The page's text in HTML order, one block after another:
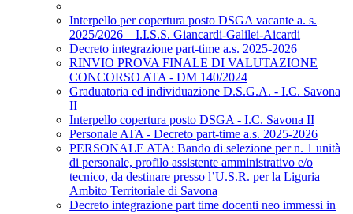
Interpello per copertura posto DSGA vacante a. s.
2025/2026 – I.I.S.S. Giancardi-Galilei-Aicardi
Decreto integrazione part-time a.s. 2025-2026
RINVIO PROVA FINALE DI VALUTAZIONE
CONCORSO ATA - DM 140/2024
Graduatoria ed individuazione D.S.G.A. - I.C. Savona
II
Interpello copertura posto DSGA - I.C. Savona II
Personale ATA - Decreto part-time a.s. 2025-2026
PERSONALE ATA: Bando di selezione per n. 1 unità
di personale, profilo assistente amministrativo e/o
tecnico, da destinare presso l’U.S.R. per la Liguria –
Ambito Territoriale di Savona
Decreto integrazione part time docenti neo immessi in